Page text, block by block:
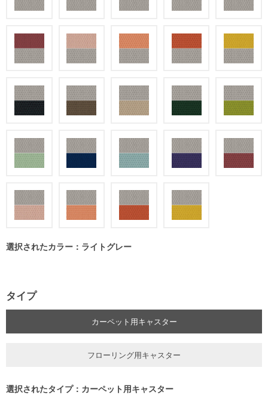
選択されたカラー：ライトグレー
タイプ
カーペット用キャスター
フローリング用キャスター
選択されたタイプ：カーペット用キャスター